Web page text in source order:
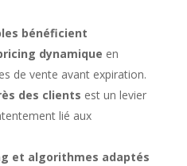
bénéficient
dynamique en
de vente avant expiration.
des clients est un levier
lié aux
et algorithmes adaptés